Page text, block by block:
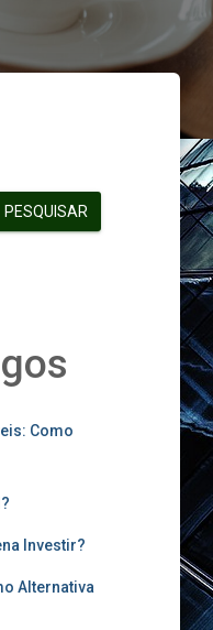
PESQUISAR
Como
Investir?
Alternativa